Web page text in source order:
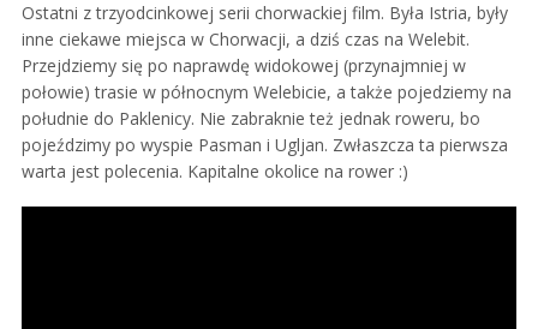
Ostatni z trzyodcinkowej serii chorwackiej film. Była Istria, były
inne ciekawe miejsca w Chorwacji, a dziś czas na Welebit.
Przejdziemy się po naprawdę widokowej (przynajmniej w
połowie) trasie w północnym Welebicie, a także pojedziemy na
południe do Paklenicy. Nie zabraknie też jednak roweru, bo
pojeździmy po wyspie Pasman i Ugljan. Zwłaszcza ta pierwsza
warta jest polecenia. Kapitalne okolice na rower :)